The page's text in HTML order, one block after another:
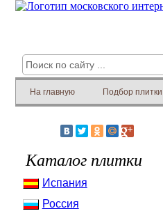
На главную Подбор
Каталог плитки
Испания
Россия